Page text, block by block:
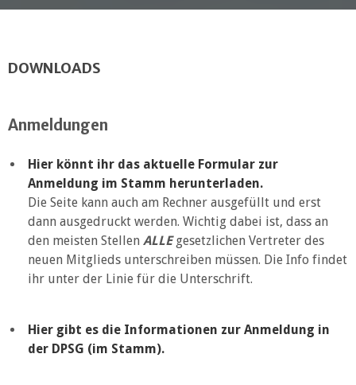
DOWNLOADS
Anmeldungen
Hier könnt ihr das aktuelle Formular zur
Anmeldung im Stamm herunterladen.
Die Seite kann auch am Rechner ausgefüllt und erst
dann ausgedruckt werden. Wichtig dabei ist, dass an
den meisten Stellen ALLEgesetzlichen Vertreter des
neuen Mitglieds unterschreiben müssen. Die Info findet
ihr unter der Linie für die Unterschrift.
Hier gibt es die Informationen zur Anmeldung in
der DPSG (im Stamm).